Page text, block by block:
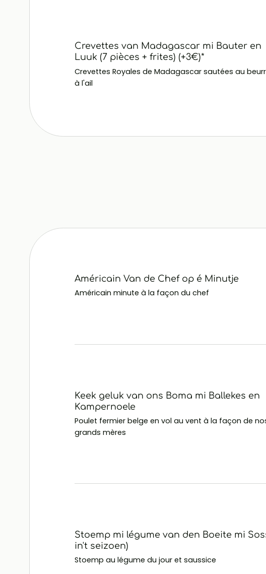
Crevettes van Madagascar mi Bauter en
Luuk (7 pièces + frites) (+3€)*
Crevettes Royales de Madagascar sautées au
à l'ail
Américain Van de Chef op é Minutje
Américain minute à la façon du chef
Keek geluk van ons Boma mi Ballekes en
Kampernoele
Poulet fermier belge en vol au vent à la façon de
grands mères
Stoemp mi légume van den Boeite mi
in't seizoen)
Stoemp au légume du jour et saussice